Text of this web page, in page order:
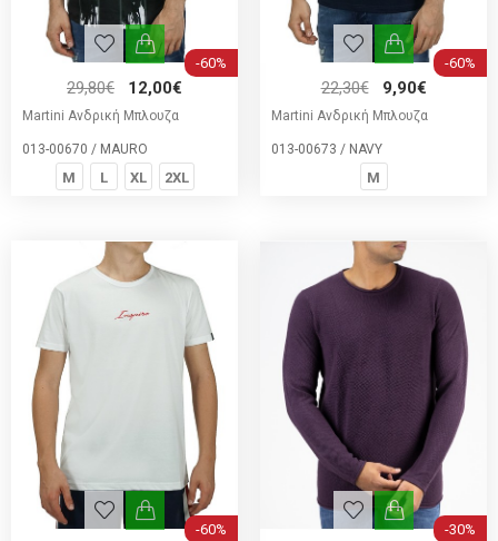
-60%
29,80€ 12,00€
Martini Ανδρική Μπλουζα
013-00670 / MAURO
M L XL 2XL
-60%
22,30€ 9,90€
Martini Ανδρική Μπλουζα
013-00673 / NAVY
M
-60% -30%